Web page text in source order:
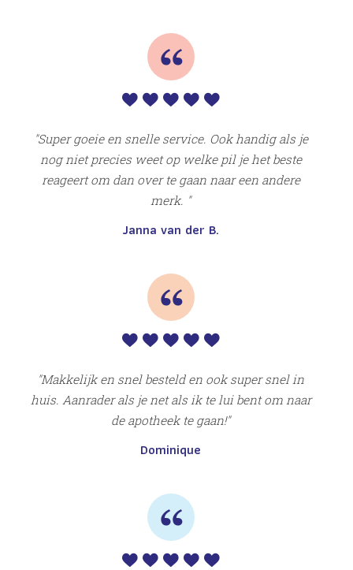
Super goeie en snelle service. Ook handig als je
nog niet precies weet op welke pil je het beste
reageert om dan over te gaan naar een andere
merk.
Janna van der B.
Makkelijk en snel besteld en ook super snel in
huis. Aanrader als je net als ik te lui bent om naar
de apotheek te gaan!
Dominique